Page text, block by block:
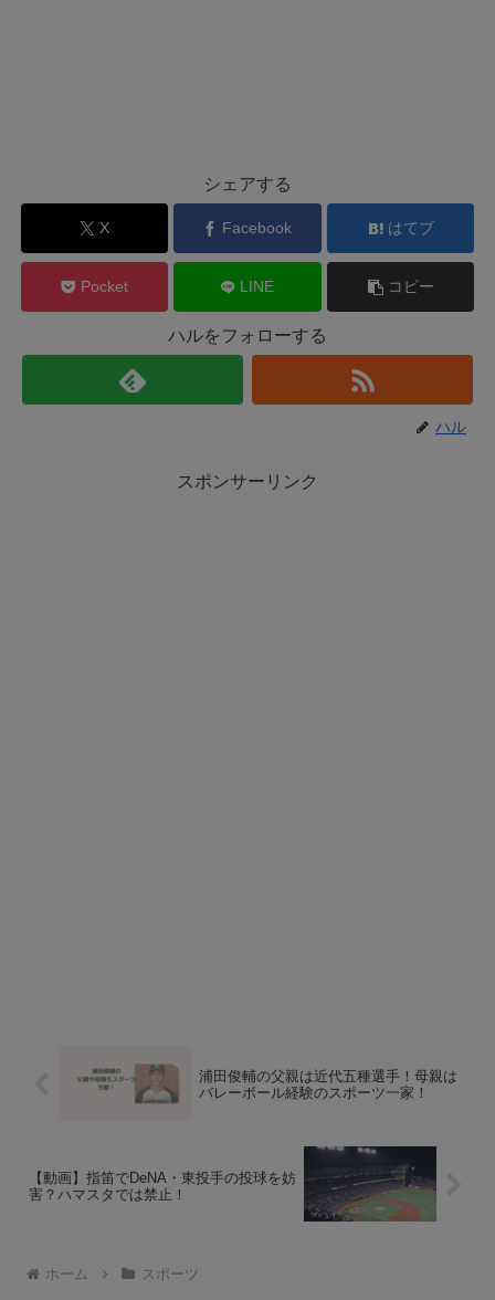
シェアする
X Facebook はてブ
Pocket LINE コピー
ハルをフォローする
ハル
スポンサーリンク
浦田俊輔の父親は近代五種選手！母親は
バレーボール経験のスポーツ一家！
【動画】指笛でDeNA・東投手の投球を妨
害？ハマスタでは禁止！
ホーム スポーツ